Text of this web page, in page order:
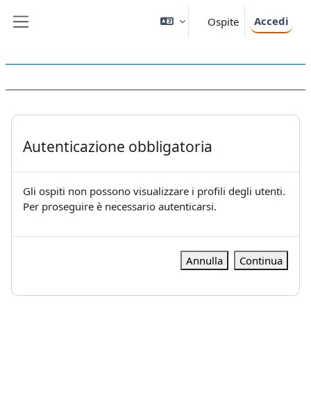
Ospite Accedi
Autenticazione obbligatoria
Gli ospiti non possono visualizzare i profili degli utenti.
Per proseguire è necessario autenticarsi.
Annulla Continua